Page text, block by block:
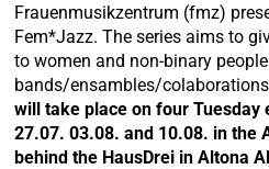
Frauenmusikzentrum (fmz)
Fem*Jazz. The series aims to
to women and non-binary
bands/ensambles/
will take place on four Tuesday
27.07. 03.08. and 10.08. in the
behind the HausDrei in Altona